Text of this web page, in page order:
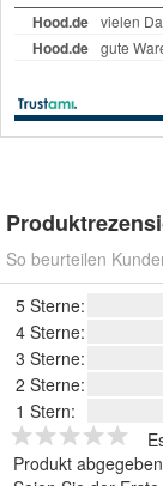
So beurteilen
5 Sterne:
4 Sterne:
3 Sterne:
2 Sterne:
1 Stern:
Produkt